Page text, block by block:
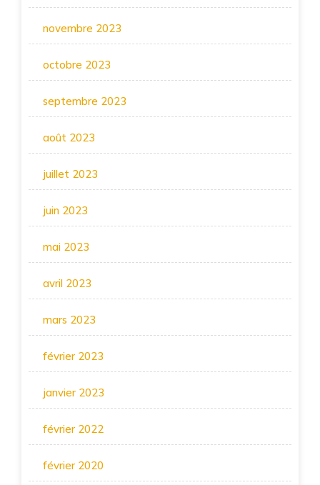
novembre 2023
octobre 2023
septembre 2023
août 2023
juillet 2023
juin 2023
mai 2023
avril 2023
mars 2023
février 2023
janvier 2023
février 2022
février 2020